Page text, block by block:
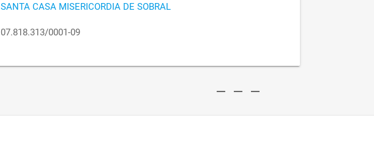
SANTA CASA MISERICORDIA DE SOBRAL
07.818.313/0001-09
remove remove remove